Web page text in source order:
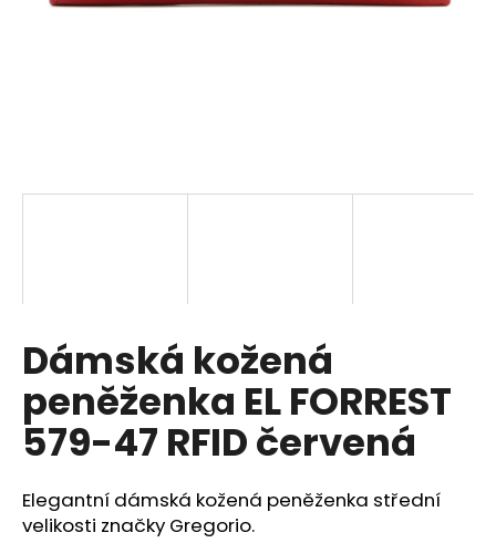
Dámská kožená
peněženka EL FORREST
579-47 RFID červená
Elegantní dámská kožená peněženka střední
velikosti značky Gregorio.
D
o
p
o
r
č
u